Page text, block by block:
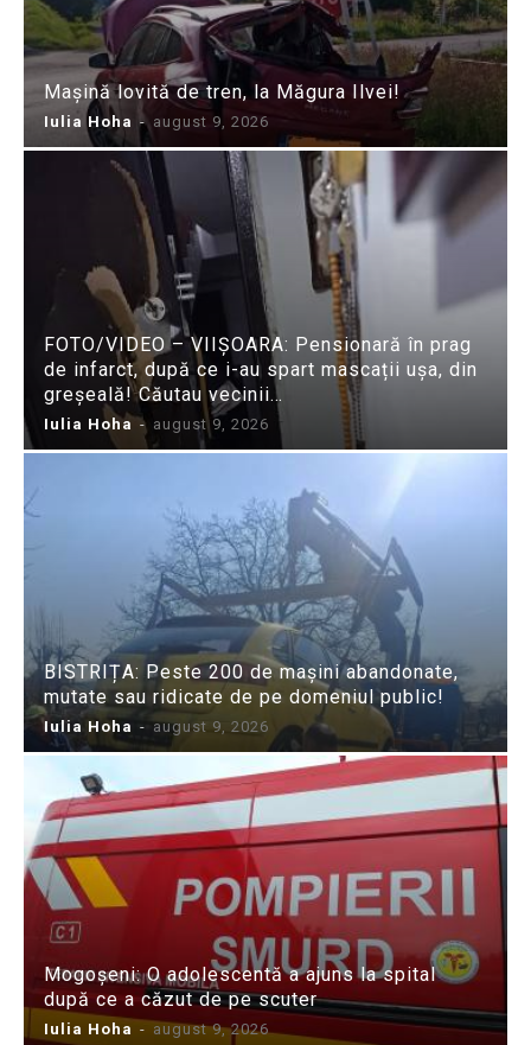
Mașină lovită de tren, la Măgura Ilvei!
Iulia Hoha - august 9, 2026
FOTO/VIDEO – VIIȘOARA: Pensionară în prag
de infarct, după ce i-au spart mascații ușa, din
greșeală! Căutau vecinii…
Iulia Hoha - august 9, 2026
BISTRIȚA: Peste 200 de mașini abandonate,
mutate sau ridicate de pe domeniul public!
Iulia Hoha - august 9, 2026
Mogoșeni: O adolescentă a ajuns la spital
după ce a căzut de pe scuter
Iulia Hoha - august 9, 2026